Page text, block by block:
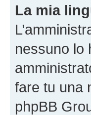
La mia
nessuno lo
fare tu una
phpBB